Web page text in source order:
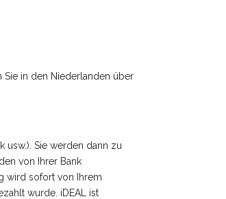
Sie in den Niederlanden über
usw.). Sie werden dann zu
von Ihrer Bank
wird sofort von Ihrem
wurde. iDEAL ist